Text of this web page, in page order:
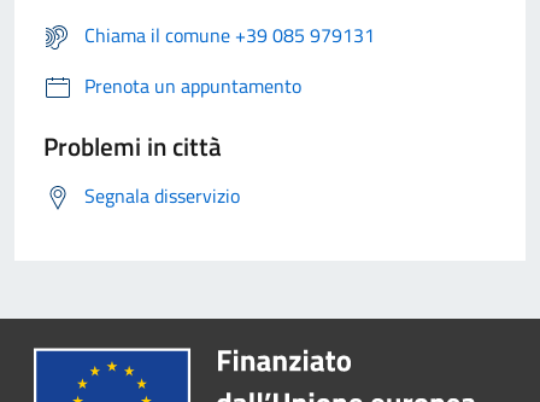
Chiama il comune +39 085 979131
Prenota un appuntamento
Problemi in città
Segnala disservizio